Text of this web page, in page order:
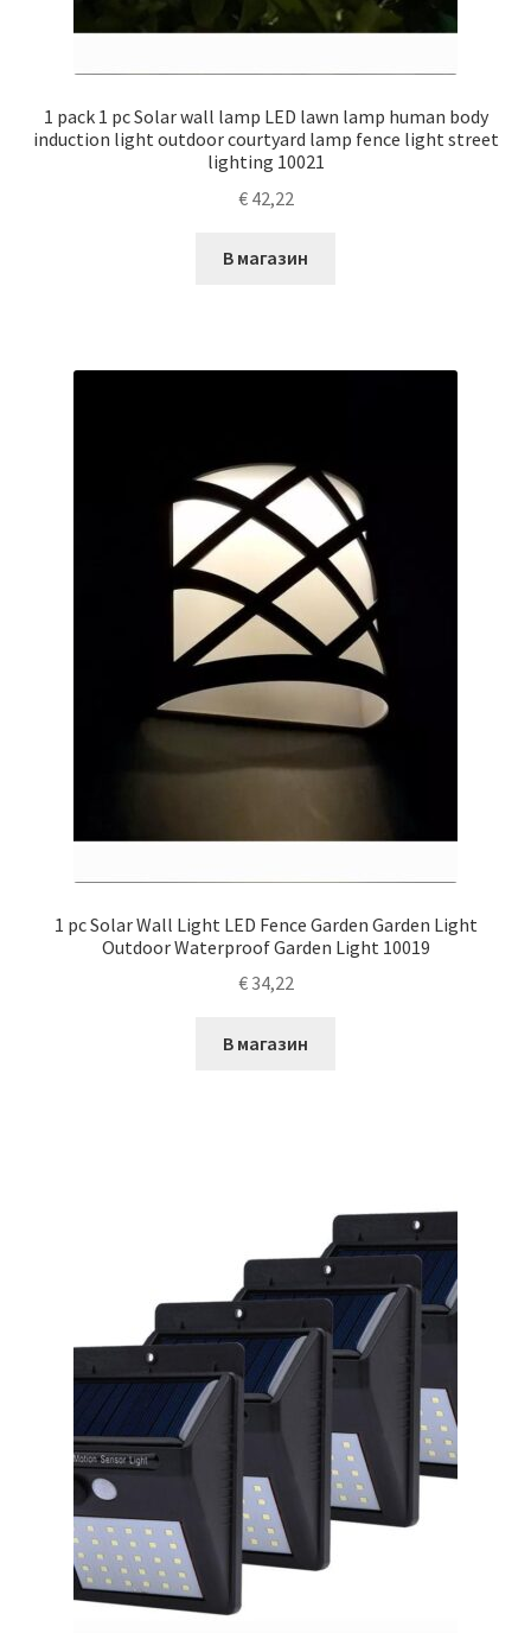
1 pack 1 pc Solar wall lamp LED lawn lamp human body
induction light outdoor courtyard lamp fence light street
lighting 10021
€42,22
В магазин
1 pc Solar Wall Light LED Fence Garden Garden Light
Outdoor Waterproof Garden Light 10019
€34,22
В магазин